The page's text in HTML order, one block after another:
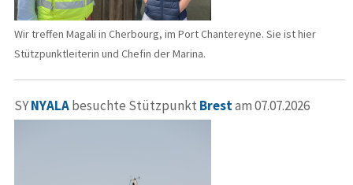
Wir treffen Magali in Cherbourg, im Port Chantereyne. Sie ist hier
Stützpunktleiterin und Chefin der Marina.
SYNYALAbesuchte Stützpunkt Brestam 07.07.2026